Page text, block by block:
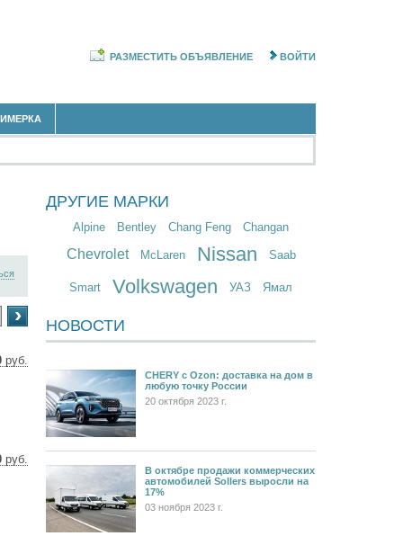
РАЗМЕСТИТЬ ОБЪЯВЛЕНИЕ ВОЙТИ
›
руб.
руб.
ДРУГИЕ МАРКИ
Alpine Bentley Chang Feng Changan
Chevrolet McLaren Nissan Saab
Smart Volkswagen УАЗ Ямал
НОВОСТИ
CHERY c Ozon: доставка на дом в
любую точку России
20 октября 2023 г.
В октябре продажи коммерческих
автомобилей Sollers выросли на
17%
03 ноября 2023 г.